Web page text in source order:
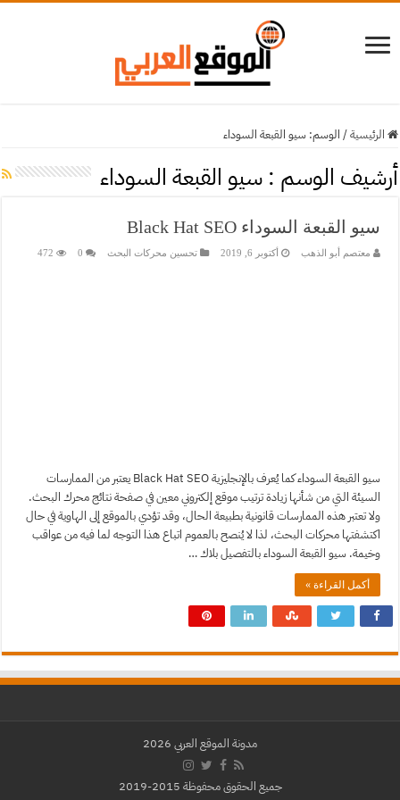
الرئيسية/ الوسم: سيو القبعة السوداء
أرشيف الوسم : سيو القبعة السوداء
سيو القبعة السوداء Black Hat SEO
معتصم أبو الذهب أكتوبر 6, 2019 تحسين محركات البحث 0
472
سيو القبعة السوداء كما يُعرف بالإنجليزية Black Hat SEO يعتبر من الممارسات
السيئة التي من شأنها زيادة ترتيب موقع إلكتروني معين في صفحة نتائج محرك البحث.
ولا تعتبر هذه الممارسات قانونية بطبيعة الحال، وقد تؤدي بالموقع إلى الهاوية في حال
اكتشفتها محركات البحث، لذا لا يُنصح بالعموم اتباع هذا التوجه لما فيه من عواقب
وخيمة. سيو القبعة السوداء بالتفصيل بلاك …
أكمل القراءة »
مدونة الموقع العربي 2026
جميع الحقوق محفوظة 2015-2019